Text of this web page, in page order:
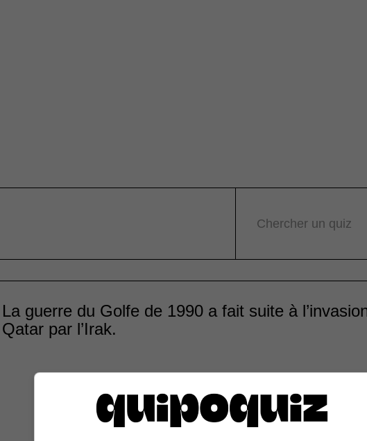
Chercher un quiz
La guerre du Golfe de 1990 a fait suite à
Qatar par l’Irak.